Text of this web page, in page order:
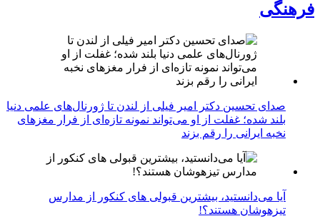
فرهنگی
صدای تحسین دکتر امیر فیلی از لندن تا ژورنال‌های علمی دنیا
بلند شده؛ غفلت از او می‌تواند نمونه تازه‌ای از فرار مغزهای
نخبه ایرانی را رقم بزند
آیا می‌دانستید، بیشترین قبولی های کنکور از مدارس
تیزهوشان هستند؟!